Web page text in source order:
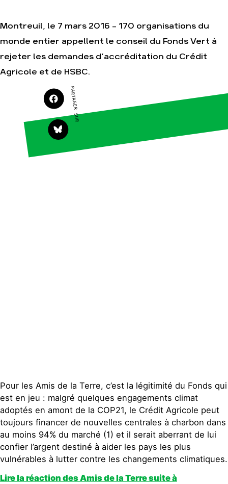
Agir
Faire un don
S'engager sur le
Agir au quotidien
Soutenir les
campagnes
Transmettre tout
ou partie de son
Nos
thématiques
Forêts
Montreuil, le 7 mars 2016 - 170 organisations du
monde entier appellent le conseil du Fonds Vert à
rejeter les demandes d’accréditation du Crédit
Agricole et de HSBC.
PARTAGER SUR
Pour les Amis de la Terre, c’est la légitimité du Fonds qui
est en jeu : malgré quelques engagements climat
adoptés en amont de la COP21, le Crédit Agricole peut
toujours financer de nouvelles centrales à charbon dans
au moins 94% du marché (1) et il serait aberrant de lui
confier l’argent destiné à aider les pays les plus
vulnérables à lutter contre les changements climatiques.
Lire la réaction des Amis de la Terre suite à